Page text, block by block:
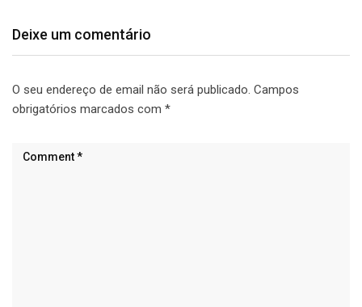
Deixe um comentário
O seu endereço de email não será publicado. Campos
obrigatórios marcados com *